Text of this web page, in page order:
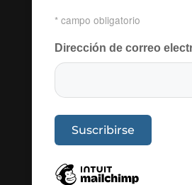
*campo obligatorio
Dirección de correo